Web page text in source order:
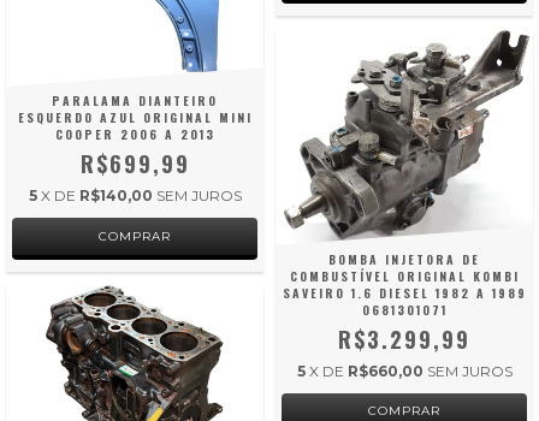
PARALAMA DIANTEIRO
ESQUERDO AZUL ORIGINAL MINI
COOPER 2006 A 2013
R$699,99
5 X DE R$140,00 SEM JUROS
BOMBA INJETORA DE
COMBUSTÍVEL ORIGINAL KOMBI
SAVEIRO 1.6 DIESEL 1982 A 1989
0681301071
R$3.299,99
5 X DE R$660,00 SEM JUROS